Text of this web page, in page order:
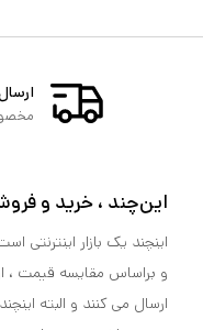
این‌چند ، خرید و
اینچند یک بازار اینترنتی
و براساس مقایسه قیمت ،
ارسال می کنند و البته